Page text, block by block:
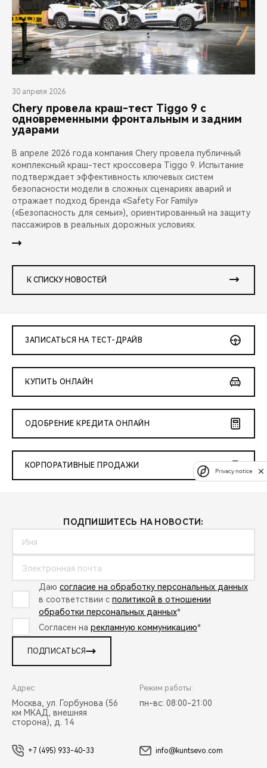
30 апреля 2026
Chery провела краш-тест Tiggo 9 с
одновременными фронтальным и задним
ударами
В апреле 2026 года компания Chery провела публичный
комплексный краш-тест кроссовера Tiggo 9. Испытание
подтверждает эффективность ключевых систем
безопасности модели в сложных сценариях аварий и
отражает подход бренда «Safety For Family»
(«Безопасность для семьи»), ориентированный на защиту
пассажиров в реальных дорожных условиях.
К СПИСКУ НОВОСТЕЙ
ЗАПИСАТЬСЯ НА ТЕСТ-ДРАЙВ
КУПИТЬ ОНЛАЙН
ОДОБРЕНИЕ КРЕДИТА ОНЛАЙН
КОРПОРАТИВНЫЕ ПРОДАЖИ
ПОДПИШИТЕСЬ НА НОВОСТИ:
Даю согласие на обработку персональных данных
в соответствии с политикой в отношении
обработки персональных данных*
Согласен на рекламную коммуникацию*
ПОДПИСАТЬСЯ
Адрес:
Москва, ул. Горбунова (56
км МКАД, внешняя
сторона), д. 14
Режим работы:
пн-вс: 08:00-21:00
+7 (495) 933-40-33 info@kuntsevo.com
Privacy notice